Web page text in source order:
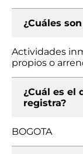
¿Cuáles
Actividades
propios o
¿Cuál es el
registra?
BOGOTA